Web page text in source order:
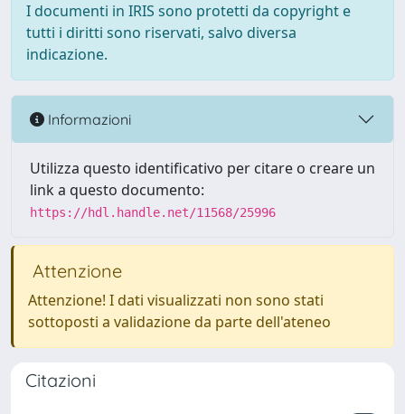
I documenti in IRIS sono protetti da copyright e
tutti i diritti sono riservati, salvo diversa
indicazione.
Informazioni
Utilizza questo identificativo per citare o creare un
link a questo documento:
https://hdl.handle.net/11568/25996
Attenzione
Attenzione! I dati visualizzati non sono stati
sottoposti a validazione da parte dell'ateneo
Citazioni